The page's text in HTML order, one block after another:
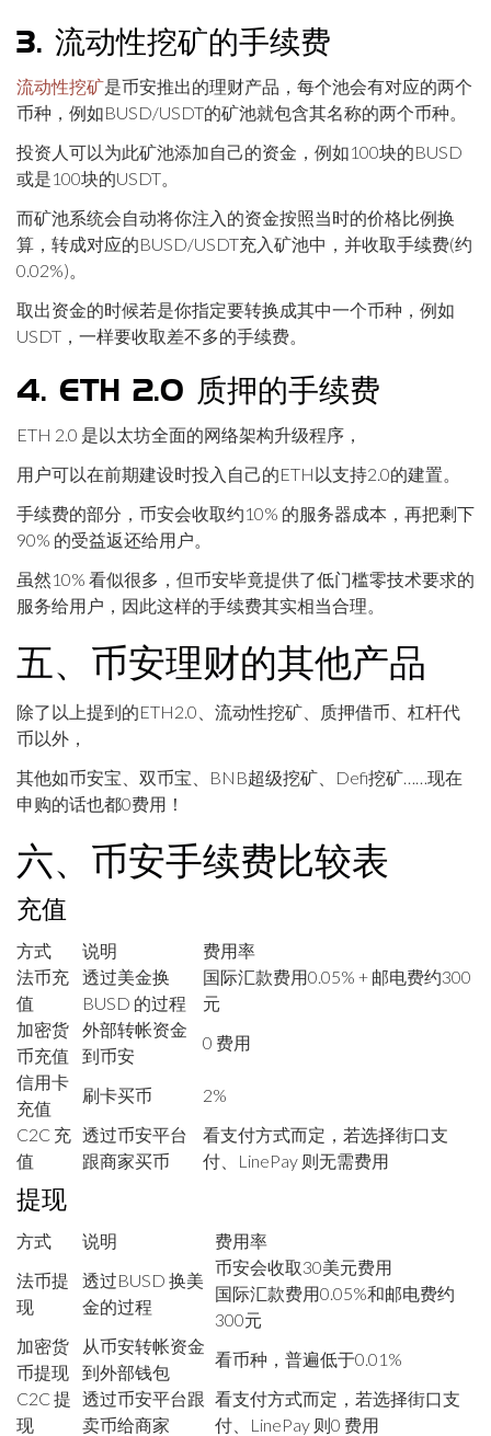
3. 流动性挖矿的手续费
流动性挖矿是币安推出的理财产品，每个池会有对应的两个
币种，例如BUSD/USDT的矿池就包含其名称的两个币种。
投资人可以为此矿池添加自己的资金，例如100块的BUSD
或是100块的USDT。
而矿池系统会自动将你注入的资金按照当时的价格比例换
算，转成对应的BUSD/USDT充入矿池中，并收取手续费(约
0.02%)。
取出资金的时候若是你指定要转换成其中一个币种，例如
USDT，一样要收取差不多的手续费。
4. ETH 2.0 质押的手续费
ETH 2.0 是以太坊全面的网络架构升级程序，
用户可以在前期建设时投入自己的ETH以支持2.0的建置。
手续费的部分，币安会收取约10% 的服务器成本，再把剩下
90% 的受益返还给用户。
虽然10% 看似很多，但币安毕竟提供了低门槛零技术要求的
服务给用户，因此这样的手续费其实相当合理。
五、币安理财的其他产品
除了以上提到的ETH2.0、流动性挖矿、质押借币、杠杆代
币以外，
其他如币安宝、双币宝、BNB超级挖矿、Defi挖矿……现在
申购的话也都0费用！
六、币安手续费比较表
充值
方式 说明
费用率
法币充
值
透过美金换
BUSD 的过程
国际汇款费用0.05% + 邮电费约300
元
加密货
币充值
外部转帐资金
到币安
0 费用
信用卡
充值
刷卡买币
2%
C2C 充
值
透过币安平台
跟商家买币
看支付方式而定，若选择街口支
付、LinePay 则无需费用
提现
方式 说明
费用率
法币提
现
透过BUSD 换美
金的过程
币安会收取30美元费用
国际汇款费用0.05%和邮电费约
300元
加密货
币提现
从币安转帐资金
到外部钱包
看币种，普遍低于0.01%
C2C 提
现
透过币安平台跟
卖币给商家
看支付方式而定，若选择街口支
付、LinePay 则0 费用